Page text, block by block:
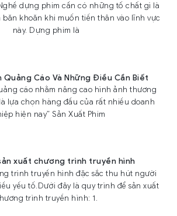
dựng phim cần có những tố chất gì là
khoăn khi muốn tiến thân vào lĩnh vực
này. Dựng phim là
Quảng Cáo Và Những Điều Cần Biết
cáo nhằm nâng cao hình ảnh thương
lựa chọn hàng đầu của rất nhiều doanh
hiện nay” Sản Xuất Phim
xuất chương trình truyền hình
trình truyền hình đặc sắc thu hút người
yếu tố.Dưới đây là quy trình để sản xuất
trình truyền hình: 1.